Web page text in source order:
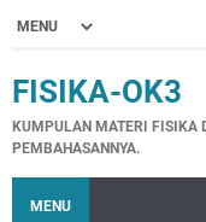
FISIKA-OK3
KUMPULAN MATERI FISIKA
PEMBAHASANNYA.
MENU